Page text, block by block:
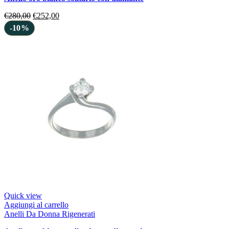
€280,00 €252,00
-10%
Quick view
Aggiungi al carrello
Anelli Da Donna Rigenerati